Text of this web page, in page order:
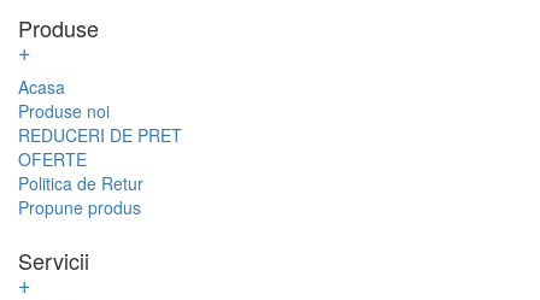
Produse
+
Acasa
Produse noi
REDUCERI DE PRET
OFERTE
Politica de Retur
Propune produs
Servicii
+